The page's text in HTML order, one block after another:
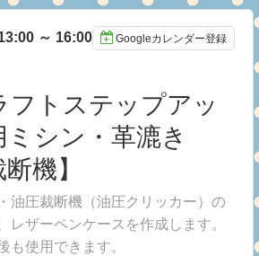
～ 16:00 Googleカレンダー登録
フトステップアッ
シン・革漉き
機】
油圧裁断機（油圧クリッカー）の
レザーペンケースを作成します。
も使用できます。